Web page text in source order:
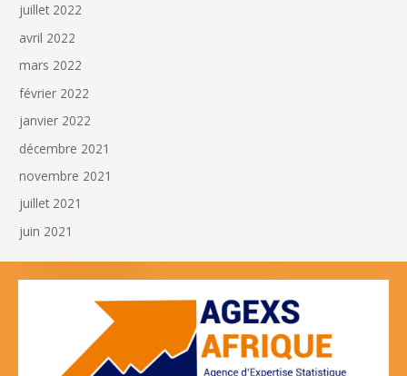
juillet 2022
avril 2022
mars 2022
février 2022
janvier 2022
décembre 2021
novembre 2021
juillet 2021
juin 2021